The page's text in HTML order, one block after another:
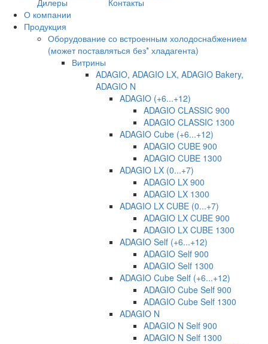
Дилеры
Контакты
О компании
Продукция
Оборудование со встроенным холодоснабжением
(может поставляться без* хладагента)
Витрины
ADAGIO, ADAGIO LX, ADAGIO Bakery,
ADAGIO N
ADAGIO (+6...+12)
ADAGIO CLASSIC 900
ADAGIO CLASSIC 1300
ADAGIO Cube (+6...+12)
ADAGIO CUBE 900
ADAGIO CUBE 1300
ADAGIO LX (0...+7)
ADAGIO LX 900
ADAGIO LX 1300
ADAGIO LX CUBE (0...+7)
ADAGIO LX CUBE 900
ADAGIO LX CUBE 1300
ADAGIO Self (+6...+12)
ADAGIO Self 900
ADAGIO Self 1300
ADAGIO Cube Self (+6...+12)
ADAGIO Cube Self 900
ADAGIO Cube Self 1300
ADAGIO N
ADAGIO N Self 900
ADAGIO N Self 1300